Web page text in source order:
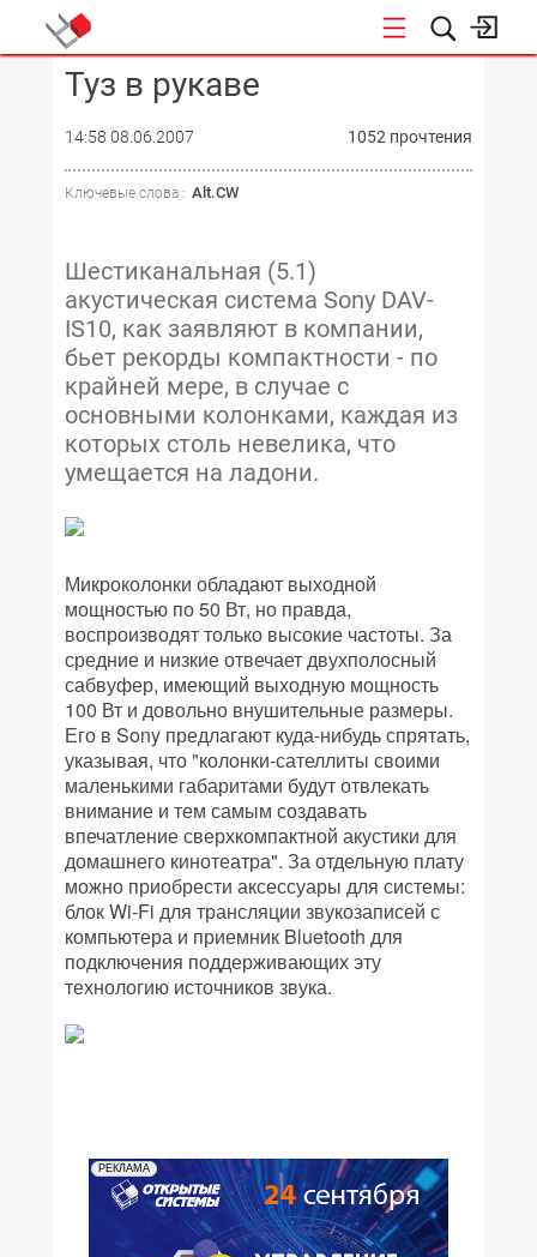
Туз в рукаве
14:58 08.06.2007 1052 прочтения
Ключевые слова : Alt.CW
Шестиканальная (5.1)
акустическая система Sony DAV-
IS10, как заявляют в компании,
бьет рекорды компактности - по
крайней мере, в случае с
основными колонками, каждая из
которых столь невелика, что
умещается на ладони.
Микроколонки обладают выходной
мощностью по 50 Вт, но правда,
воспроизводят только высокие частоты. За
средние и низкие отвечает двухполосный
сабвуфер, имеющий выходную мощность
100 Вт и довольно внушительные размеры.
Его в Sony предлагают куда-нибудь спрятать,
указывая, что "колонки-сателлиты своими
маленькими габаритами будут отвлекать
внимание и тем самым создавать
впечатление сверхкомпактной акустики для
домашнего кинотеатра". За отдельную плату
можно приобрести аксессуары для системы:
блок Wi-Fi для трансляции звукозаписей с
компьютера и приемник Bluetooth для
подключения поддерживающих эту
технологию источников звука.
РЕКЛАМА